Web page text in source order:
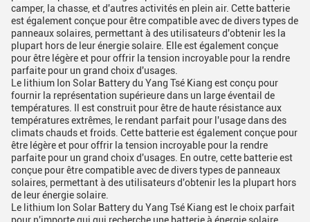
camper, la chasse, et d'autres activités en plein air. Cette batterie
est également conçue pour être compatible avec de divers types de
panneaux solaires, permettant à des utilisateurs d'obtenir les la
plupart hors de leur énergie solaire. Elle est également conçue
pour être légère et pour offrir la tension incroyable pour la rendre
parfaite pour un grand choix d'usages.
Le lithium Ion Solar Battery du Yang Tsé Kiang est conçu pour
fournir la représentation supérieure dans un large éventail de
températures. Il est construit pour être de haute résistance aux
températures extrêmes, le rendant parfait pour l'usage dans des
climats chauds et froids. Cette batterie est également conçue pour
être légère et pour offrir la tension incroyable pour la rendre
parfaite pour un grand choix d'usages. En outre, cette batterie est
conçue pour être compatible avec de divers types de panneaux
solaires, permettant à des utilisateurs d'obtenir les la plupart hors
de leur énergie solaire.
Le lithium Ion Solar Battery du Yang Tsé Kiang est le choix parfait